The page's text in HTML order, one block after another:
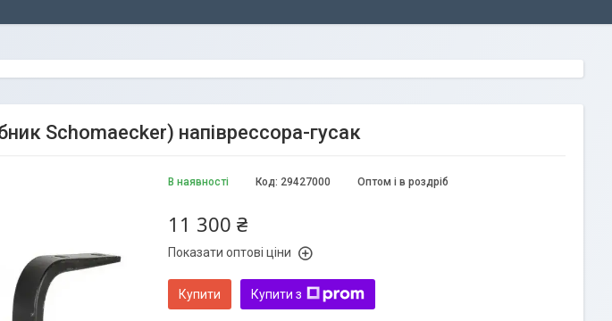
Schomaecker) напіврессора-гусак
В наявності Оптом і в роздріб
Код: 29427000
11 300 ₴
Показати оптові ціни
Купити Купити з